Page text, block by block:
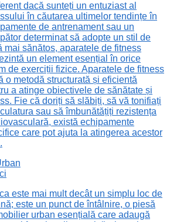
dacă sunteți un entuziast al
în căutarea ultimelor tendințe în
de antrenament sau un
determinat să adopte un stil de
mai sănătos, aparatele de fitness
un element esențial în orice
de exerciții fizice. Aparatele de fitness
o metodă structurată și eficientă
a atinge obiectivele de sănătate și
Fie că doriți să slăbiți, să vă tonifiați
sau să îmbunătățiți rezistența
există echipamente
care pot ajuta la atingerea acestor
este mai mult decât un simplu loc de
este un punct de întâlnire, o piesă
urban esențială care adaugă